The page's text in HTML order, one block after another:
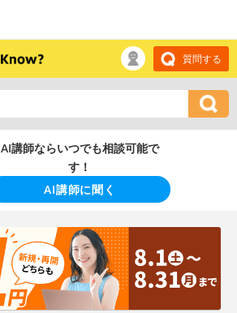
質問する
AI講師ならいつでも相談可能で
す！
AI講師に聞く